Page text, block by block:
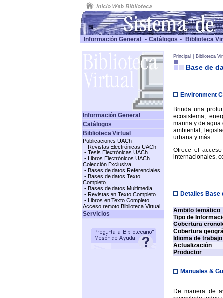
Información General • Catálogos • Biblioteca
Información General
Catálogos
Biblioteca Virtual
Publicaciones UACh
- Revistas Electrónicas UACh
- Tesis Electrónicas UACh
- Libros Electrónicos UACh
Colección Exclusiva
- Bases de datos Referenciales
- Bases de datos Texto
Completo
- Bases de datos Multimedia
- Revistas en Texto Completo
- Libros en Texto Completo
Acceso remoto Biblioteca Virtual
Servicios
Principal Biblioteca
Base de
Environment
Brinda una
ecosistema,
marina y de agua
ambiental,
urbana y más.
Ofrece el
internacionales,
Detalles Base
Ambito temático
Tipo de
Cobertura
Cobertura
Idioma de trabajo
Actualización
Productor
Manuales &
De manera de